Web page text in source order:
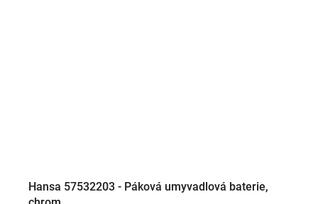
Hansa 57532203 - Páková umyvadlová baterie,